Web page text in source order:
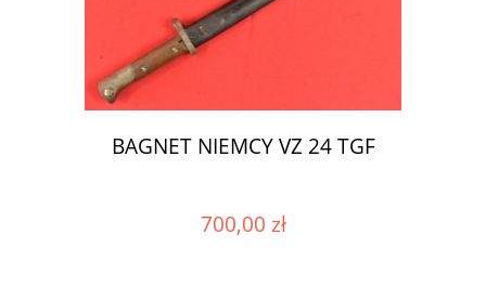
BAGNET NIEMCY VZ 24 TGF
700,00 zł